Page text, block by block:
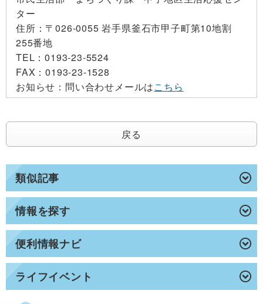
類似記事
情報を探す
便利情報ナビ
ライフイベント
ター
住所： 〒026-0055 岩手県釜石市甲子町第10地割
255番地
TEL：0193-23-5524
FAX：0193-23-1528
お知らせ： 問い合わせメールはこちら
戻る